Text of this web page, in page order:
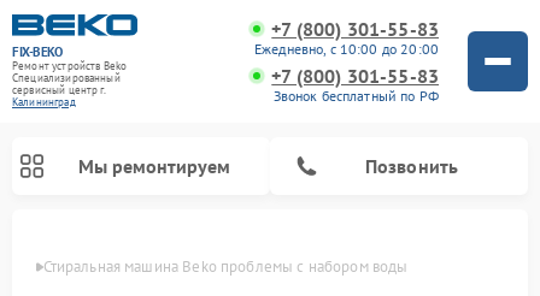
FIX-BEKO
Ремонт устройств Beko
Специализированный
cервисный центр г.
Калининград
+7 (800) 301-55-83
Ежедневно, с 10:00 до 20:00
+7 (800) 301-55-83
Звонок бесплатный по РФ
Мы ремонтируем Позвонить
Стиральная машина Beko проблемы с набором воды